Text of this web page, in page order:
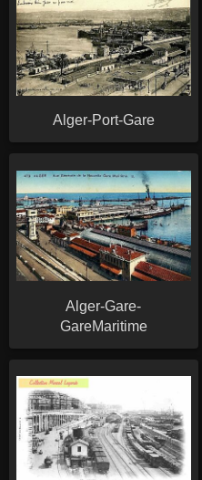
Alger-Port-Gare
Alger-Gare-
GareMaritime